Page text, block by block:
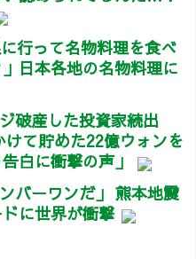
行って名物料理を食べ
日本各地の名物料理に
破産した投資家続出
て貯めた22億ウォンを
白に衝撃の声」
バーワンだ」 熊本地震
に世界が衝撃